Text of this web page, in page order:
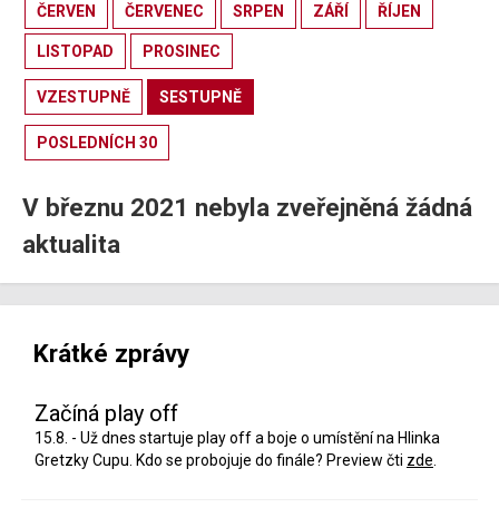
ČERVEN ČERVENEC SRPEN ZÁŘÍ ŘÍJEN
LISTOPAD PROSINEC
VZESTUPNĚ SESTUPNĚ
POSLEDNÍCH 30
V březnu 2021 nebyla zveřejněná žádná
aktualita
Krátké zprávy
Začíná play off
15.8. - Už dnes startuje play off a boje o umístění na Hlinka
Gretzky Cupu. Kdo se probojuje do finále? Preview čti zde.